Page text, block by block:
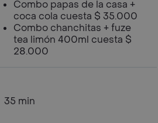
Combo papas de la casa +
coca cola cuesta $ 35.000
Combo chanchitas + fuze
tea limón 400ml cuesta $
28.000
35 min